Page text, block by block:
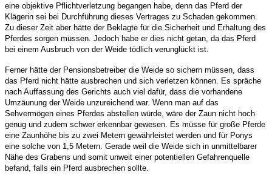
eine objektive Pflichtverletzung begangen habe, denn das Pferd der
Klägerin sei bei Durchführung dieses Vertrages zu Schaden gekommen.
Zu dieser Zeit aber hätte der Beklagte für die Sicherheit und Erhaltung des
Pferdes sorgen müssen. Jedoch habe er dies nicht getan, da das Pferd
bei einem Ausbruch von der Weide tödlich verunglückt ist.
Ferner hätte der Pensionsbetreiber die Weide so sichern müssen, dass
das Pferd nicht hätte ausbrechen und sich verletzen können. Es spräche
nach Auffassung des Gerichts auch viel dafür, dass die vorhandene
Umzäunung der Weide unzureichend war. Wenn man auf das
Sehvermögen eines Pferdes abstellen würde, wäre der Zaun nicht hoch
genug und zudem schwer erkennbar gewesen. Es müsse für große Pferde
eine Zaunhöhe bis zu zwei Metern gewährleistet werden und für Ponys
eine solche von 1,5 Metern. Gerade weil die Weide sich in unmittelbarer
Nähe des Grabens und somit unweit einer potentiellen Gefahrenquelle
befand, falls ein Pferd ausbrechen sollte.